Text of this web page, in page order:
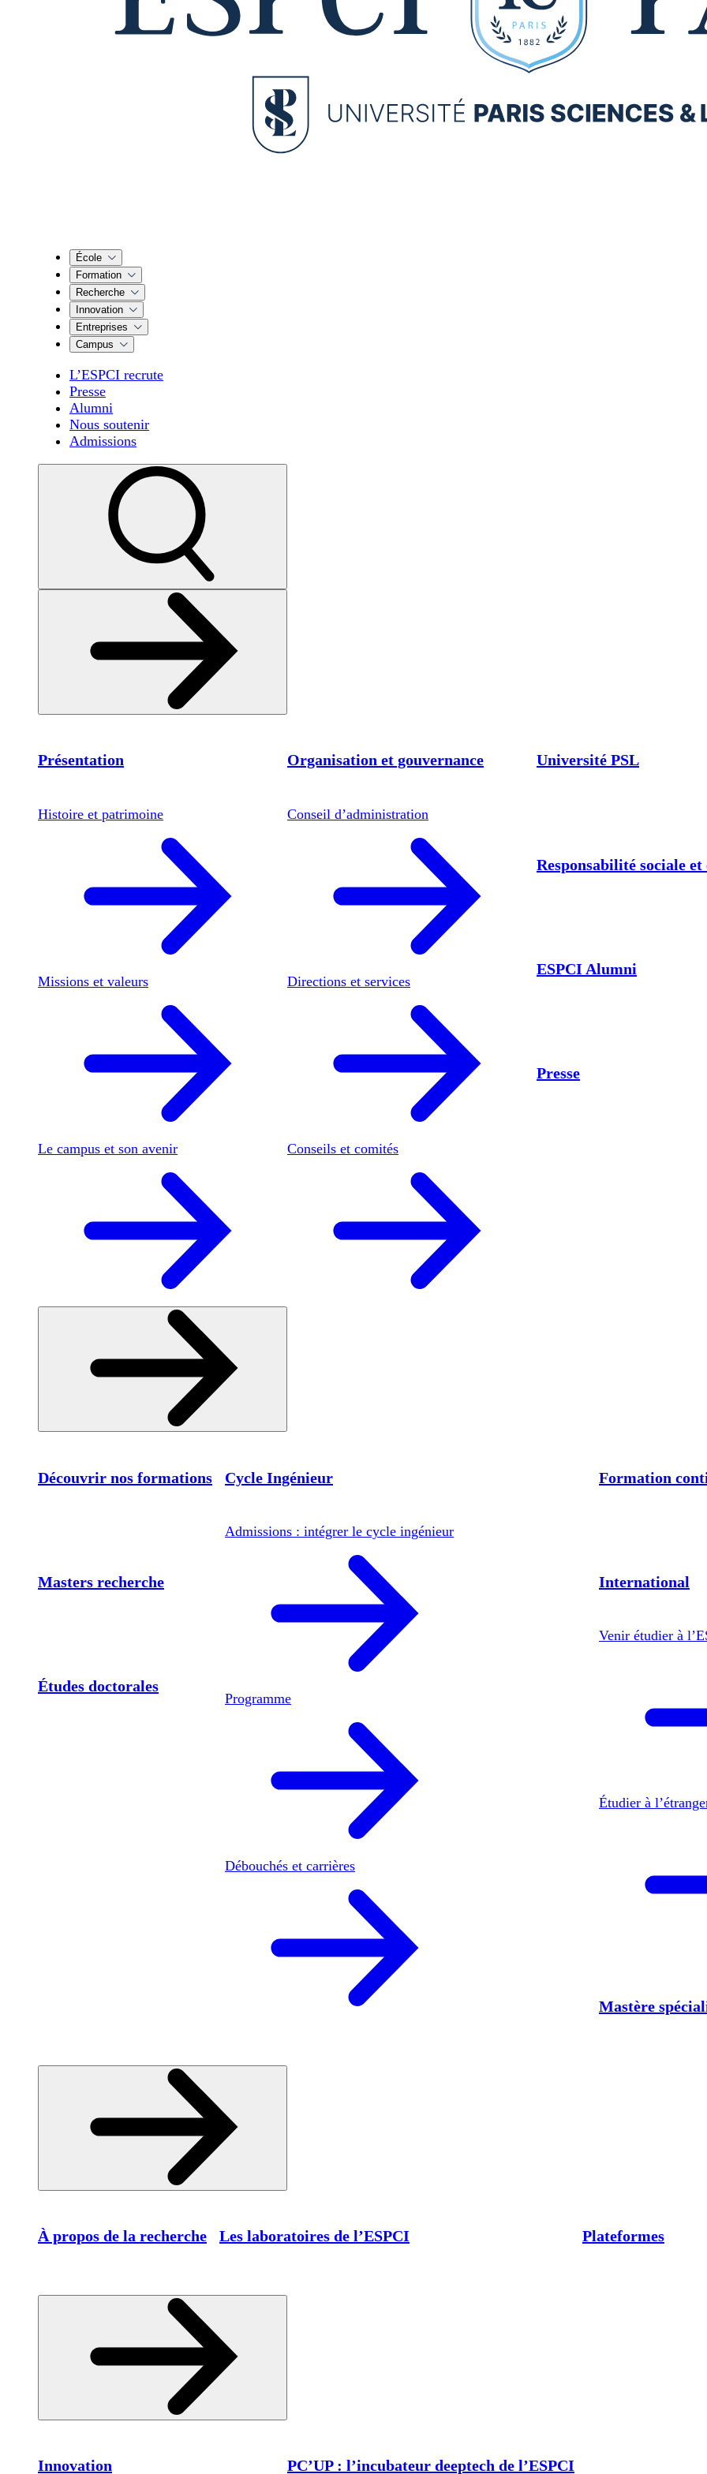
École
Formation
Recherche
Innovation
Entreprises
Campus
L’ESPCI recrute
Presse
Alumni
Nous soutenir
Admissions
Présentation
Histoire et patrimoine
Missions et valeurs
Le campus et son avenir
Organisation et gouvernance
Conseil d’administration
Directions et services
Conseils et comités
Université PSL
Responsabilité sociale
ESPCI Alumni
Presse
Découvrir nos formations Cycle Ingénieur
Admissions : intégrer le cycle ingénieur
Programme
Débouchés et carrières
Formation
International
Venir étudier à
Étudier à
Masters recherche
Études doctorales
Mastère
À propos de la recherche Les laboratoires de l’ESPCI Plateformes
Innovation PC’UP : l’incubateur deeptech de l’ESPCI